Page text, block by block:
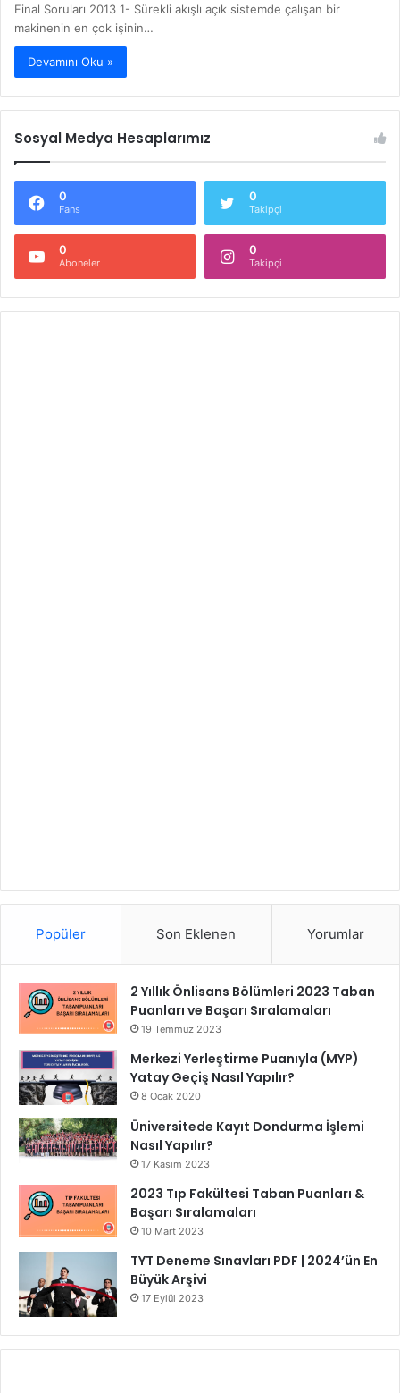
Final Soruları 2013 1- Sürekli akışlı açık sistemde çalışan bir
makinenin en çok işinin…
Devamını Oku »
Sosyal Medya Hesaplarımız
0
Fans
0
Takipçi
0
Aboneler
0
Takipçi
Popüler Son Eklenen Yorumlar
2 Yıllık Önlisans Bölümleri 2023 Taban
Puanları ve Başarı Sıralamaları
19 Temmuz 2023
Merkezi Yerleştirme Puanıyla (MYP)
Yatay Geçiş Nasıl Yapılır?
8 Ocak 2020
Üniversitede Kayıt Dondurma İşlemi
Nasıl Yapılır?
17 Kasım 2023
2023 Tıp Fakültesi Taban Puanları &
Başarı Sıralamaları
10 Mart 2023
TYT Deneme Sınavları PDF | 2024’ün En
Büyük Arşivi
17 Eylül 2023